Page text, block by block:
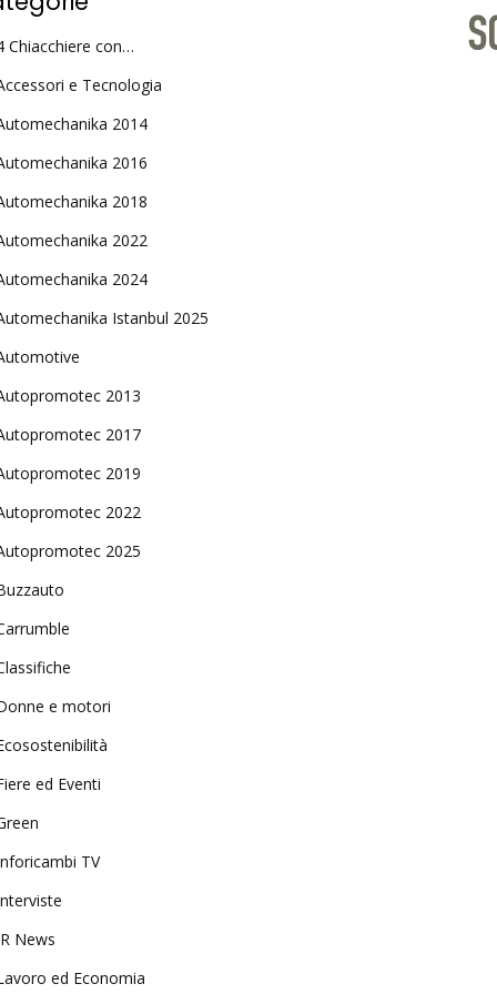
Chiacchiere con…
e Tecnologia
2014
2016
2018
2022
2024
Istanbul 2025
2013
2017
2019
2022
2025
e motori
ed Eventi
TV
News
ed Economia